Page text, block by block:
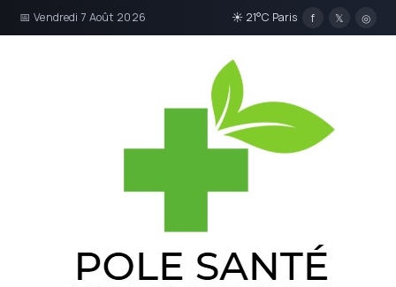
📅 Vendredi 7 Août 2026 ☀ 21°C Paris f 𝕏 ◎